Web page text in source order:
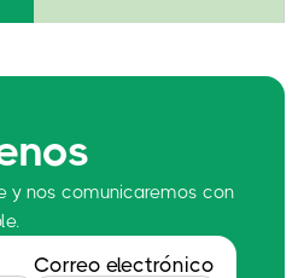
y nos comunicaremos con
Correo electrónico